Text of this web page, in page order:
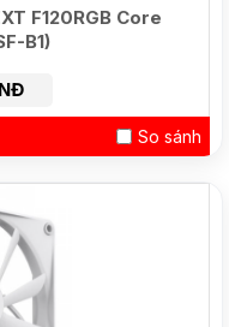
F120RGB Core
B1)
So sánh